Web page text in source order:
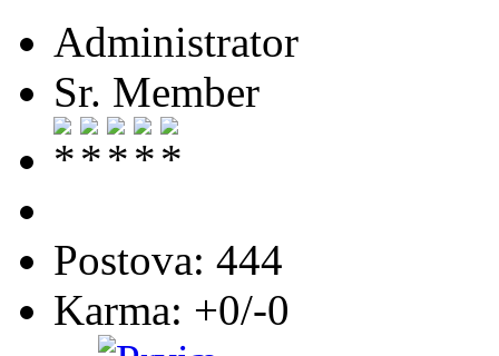
Administrator
Sr. Member
Postova: 444
Karma: +0/-0